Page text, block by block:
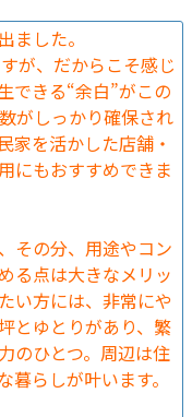
ました。
が、だからこそ感じ
できる“余白”がこの
がしっかり確保され
家を活かした店舗・
にもおすすめできま
その分、用途やコン
る点は大きなメリッ
い方には、非常にや
とゆとりがあり、繁
のひとつ。周辺は住
らしが叶います。